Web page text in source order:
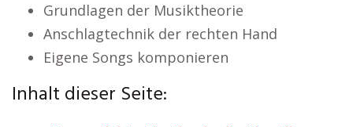
Grundlagen der Musiktheorie
Anschlagtechnik der rechten Hand
Eigene Songs komponieren
Inhalt dieser Seite: